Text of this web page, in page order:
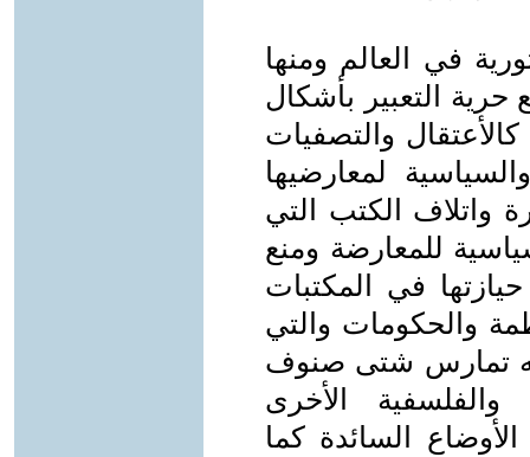
في العالم ومنها
التعبير بأشكال
والتصفيات
لمعارضيها
واتلاف الكتب التي
للمعارضة ومنع
في المكتبات
والحكومات والتي
تمارس شتى صنوف
الأخرى
السائدة كما